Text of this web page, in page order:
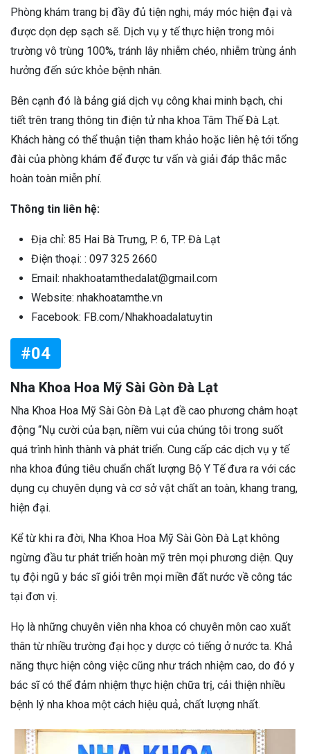
Phòng khám trang bị đầy đủ tiện nghi, máy móc hiện đại và
được dọn dẹp sạch sẽ. Dịch vụ y tế thực hiện trong môi
trường vô trùng 100%, tránh lây nhiễm chéo, nhiễm trùng ảnh
hưởng đến sức khỏe bệnh nhân.
Bên cạnh đó là bảng giá dịch vụ công khai minh bạch, chi
tiết trên trang thông tin điện tử nha khoa Tâm Thế Đà Lạt.
Khách hàng có thể thuận tiện tham khảo hoặc liên hệ tới tổng
đài của phòng khám để được tư vấn và giải đáp thắc mắc
hoàn toàn miễn phí.
Thông tin liên hệ:
Địa chỉ: 85 Hai Bà Trưng, P. 6, TP. Đà Lạt
Điện thoại: : 097 325 2660
Email: nhakhoatamthedalat@gmail.com
Website: nhakhoatamthe.vn
Facebook: FB.com/Nhakhoadalatuytin
#04
Nha Khoa Hoa Mỹ Sài Gòn Đà Lạt
Nha Khoa Hoa Mỹ Sài Gòn Đà Lạt đề cao phương châm hoạt
động “Nụ cười của bạn, niềm vui của chúng tôi trong suốt
quá trình hình thành và phát triển. Cung cấp các dịch vụ y tế
nha khoa đúng tiêu chuẩn chất lượng Bộ Y Tế đưa ra với các
dụng cụ chuyên dụng và cơ sở vật chất an toàn, khang trang,
hiện đại.
Kể từ khi ra đời, Nha Khoa Hoa Mỹ Sài Gòn Đà Lạt không
ngừng đầu tư phát triển hoàn mỹ trên mọi phương diện. Quy
tụ đội ngũ y bác sĩ giỏi trên mọi miền đất nước về công tác
tại đơn vị.
Họ là những chuyên viên nha khoa có chuyên môn cao xuất
thân từ nhiều trường đại học y dược có tiếng ở nước ta. Khả
năng thực hiện công việc cũng như trách nhiệm cao, do đó y
bác sĩ có thể đảm nhiệm thực hiện chữa trị, cải thiện nhiều
bệnh lý nha khoa một cách hiệu quả, chất lượng nhất.